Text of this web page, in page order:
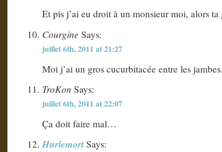
Et pis j’ai eu droit à un monsieur moi, alors ta
Courgine Says:
juillet 6th, 2011 at 21:27
Moi j’ai un gros cucurbitacée entre les
TroKon Says:
juillet 6th, 2011 at 22:07
Ça doit faire mal…
HurlemortSays: